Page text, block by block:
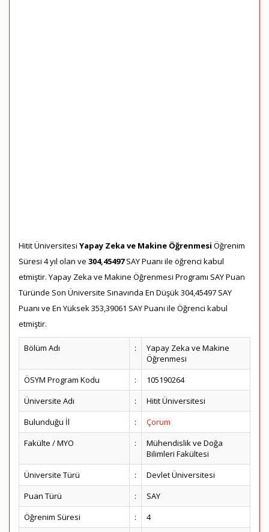
Hitit Üniversitesi Yapay Zeka ve Makine Öğrenmesi Öğrenim
Süresi 4 yıl olan ve 304,45497SAY Puanı ile öğrenci kabul
etmiştir. Yapay Zeka ve Makine Öğrenmesi Programı SAY Puan
Türünde Son Üniversite Sınavında En Düşük 304,45497 SAY
Puanı ve En Yüksek 353,39061 SAY Puanı ile Öğrenci kabul
etmiştir.
Bölüm Adı :
Yapay Zeka ve Makine
Öğrenmesi
ÖSYM Program Kodu
:
105190264
Üniversite Adı
:
Hitit Üniversitesi
Bulunduğu İl
:
Çorum
Fakülte / MYO
:
Mühendislik ve Doğa
Bilimleri Fakültesi
Üniversite Türü
:
Devlet Üniversitesi
Puan Türü
:
SAY
Öğrenim Süresi
:
4